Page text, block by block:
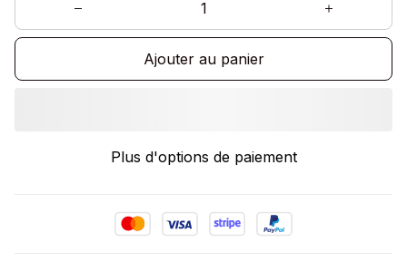
Ajouter au panier
Plus d'options de paiement